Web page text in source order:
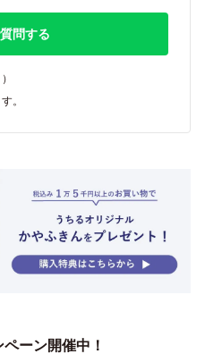
問する
。
ーン開催中！